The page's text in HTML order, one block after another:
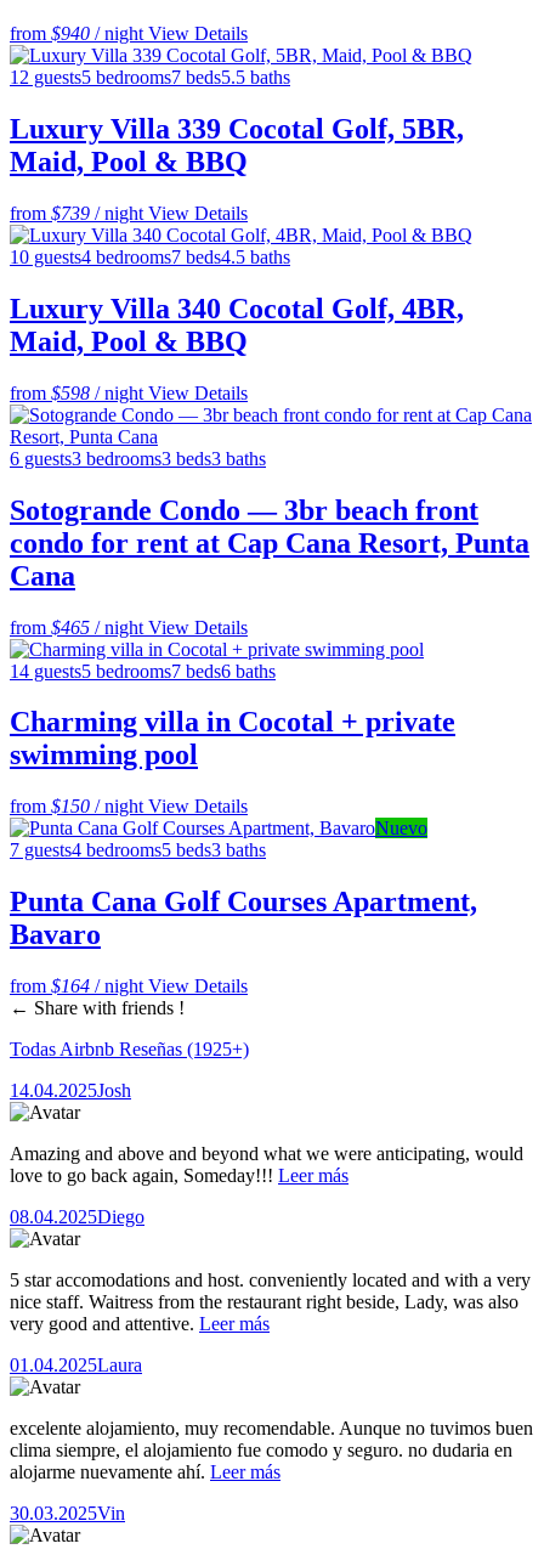
from $940 / night View Details
12 guests5 bedrooms7 beds5.5 baths
Luxury Villa 339 Cocotal Golf, 5BR,
Maid, Pool & BBQ
from $739 / night View Details
10 guests4 bedrooms7 beds4.5 baths
Luxury Villa 340 Cocotal Golf, 4BR,
Maid, Pool & BBQ
from $598 / night View Details
6 guests3 bedrooms3 beds3 baths
Sotogrande Condo — 3br beach front
condo for rent at Cap Cana Resort, Punta
Cana
from $465 / night View Details
14 guests5 bedrooms7 beds6 baths
Charming villa in Cocotal + private
swimming pool
from $150 / night View Details
Nuevo
7 guests4 bedrooms5 beds3 baths
Punta Cana Golf Courses Apartment,
Bavaro
from $164 / night View Details
← Share with friends !
Todas Airbnb Reseñas (1925+)
14.04.2025Josh
Amazing and above and beyond what we were anticipating, would
love to go back again, Someday!!! Leer más
08.04.2025Diego
5 star accomodations and host. conveniently located and with a very
nice staff. Waitress from the restaurant right beside, Lady, was also
very good and attentive. Leer más
01.04.2025Laura
excelente alojamiento, muy recomendable. Aunque no tuvimos buen
clima siempre, el alojamiento fue comodo y seguro. no dudaria en
alojarme nuevamente ahí. Leer más
30.03.2025Vin